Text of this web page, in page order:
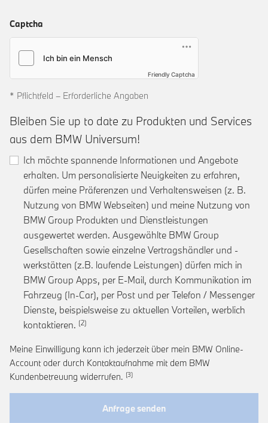
Captcha
Friendly Captcha
* Pflichtfeld – Erforderliche Angaben
Bleiben Sie up to date zu Produkten und Services
aus dem BMW Universum!
Ich möchte spannende Informationen und Angebote
erhalten. Um personalisierte Neuigkeiten zu erfahren,
dürfen meine Präferenzen und Verhaltensweisen (z. B.
Nutzung von BMW Webseiten) und meine Nutzung von
BMW Group Produkten und Dienstleistungen
ausgewertet werden. Ausgewählte BMW Group
Gesellschaften sowie einzelne Vertragshändler und -
werkstätten (z.B. laufende Leistungen) dürfen mich in
BMW Group Apps, per E-Mail, durch Kommunikation im
Fahrzeug (In-Car), per Post und per Telefon / Messenger
Dienste, beispielsweise zu aktuellen Vorteilen, werblich
kontaktieren. Link zur Fußnote: Einwilligung zur
Meine Einwilligung kann ich jederzeit über mein BMW Online-
Account oder durch Kontaktaufnahme mit dem BMW
Kundenbetreuung widerrufen. Link zur Fußnote: Widerruf der
Anfrage senden